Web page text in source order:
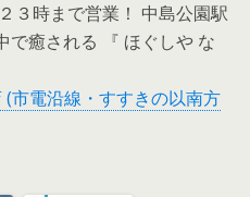
３時まで営業！ 中島公園駅
で癒される 『 ほぐしや な
市電沿線・すすきの以南方